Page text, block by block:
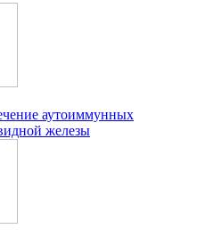
аутоиммунных
железы